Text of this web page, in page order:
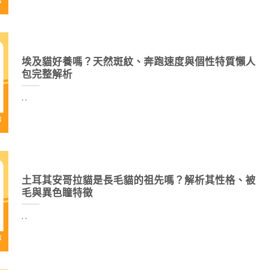
埃及貓好養嗎？天然斑紋、奔跑速度與個性特質懶人
包完整解析
. .
土耳其安哥拉貓是長毛貓的祖先嗎？解析其性格、被
毛與異色瞳特徵
. .